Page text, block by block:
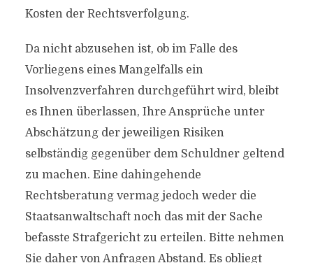
Kosten der Rechtsverfolgung.
Da nicht abzusehen ist, ob im Falle des
Vorliegens eines Mangelfalls ein
Insolvenzverfahren durchgeführt wird, bleibt
es Ihnen überlassen, Ihre Ansprüche unter
Abschätzung der jeweiligen Risiken
selbständig gegenüber dem Schuldner geltend
zu machen. Eine dahingehende
Rechtsberatung vermag jedoch weder die
Staatsanwaltschaft noch das mit der Sache
befasste Strafgericht zu erteilen. Bitte nehmen
Sie daher von Anfragen Abstand. Es obliegt